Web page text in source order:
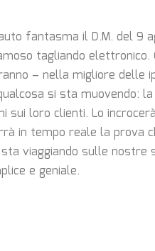
fantasma il D.M. del 9
tagliando elettronico.
– nella migliore delle
si sta muovendo:
sui loro clienti. Lo
in tempo reale la prova
viaggiando sulle nostre
e geniale.